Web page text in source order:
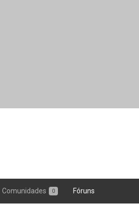
Comunidades 0 Fóruns